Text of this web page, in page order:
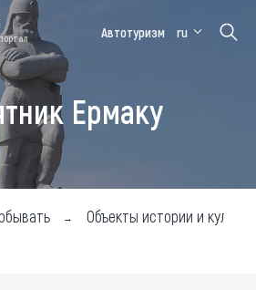
Медицинский
форум
зимовка
Автотуризм ru
Ермаку
Объекты истории и